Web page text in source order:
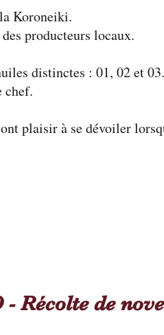
Koroneiki.
producteurs locaux.
distinctes : 01, 02 et 03.
chef.
plaisir à se dévoiler
- Récolte de